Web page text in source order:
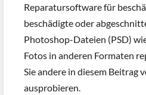
Reparatursoftware für
beschädigte oder
Photoshop-Dateien (PSD)
Fotos in anderen Formaten
Sie andere in diesem Beitrag
ausprobieren.